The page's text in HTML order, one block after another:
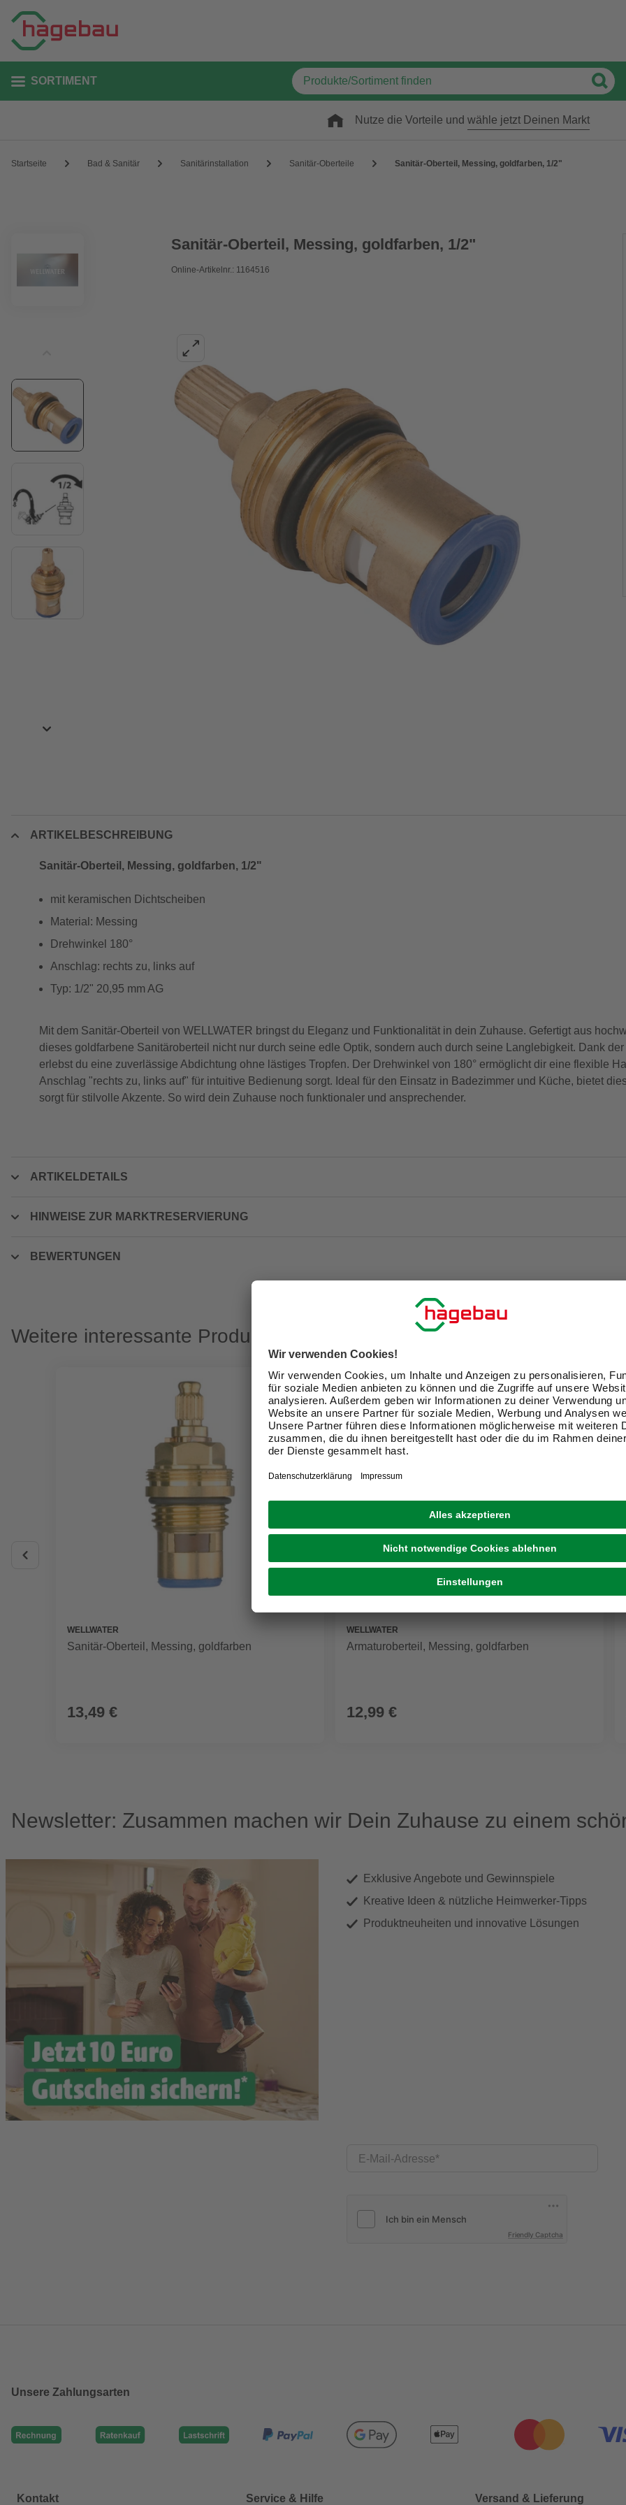
SORTIMENT
Nutze die Vorteile und wähle jetzt Deinen Markt
Startseite Bad & Sanitär Sanitärinstallation Sanitär-Oberteile Sanitär-Oberteil, Messing, goldfarben, 1/2"
Sanitär-Oberteil, Messing, goldfarben, 1/2"
Online-Artikelnr.: 1164516
ARTIKELBESCHREIBUNG
Sanitär-Oberteil, Messing, goldfarben, 1/2"
mit keramischen Dichtscheiben
Material: Messing
Drehwinkel 180°
Anschlag: rechts zu, links auf
Typ: 1/2" 20,95 mm AG
Mit dem Sanitär-Oberteil von WELLWATER bringst du Eleganz und Funktionalität in dein Zuhause. Gefertigt aus
dieses goldfarbene Sanitäroberteil nicht nur durch seine edle Optik, sondern auch durch seine Langlebigkeit. Dank
erlebst du eine zuverlässige Abdichtung ohne lästiges Tropfen. Der Drehwinkel von 180° ermöglicht dir eine flexible
Anschlag "rechts zu, links auf" für intuitive Bedienung sorgt. Ideal für den Einsatz in Badezimmer und Küche, bietet
sorgt für stilvolle Akzente. So wird dein Zuhause noch funktionaler und ansprechender.
ARTIKELDETAILS
HINWEISE ZUR MARKTRESERVIERUNG
BEWERTUNGEN
Weitere interessante Produkte
WELLWATER
Sanitär-Oberteil, Messing, goldfarben
13,49 €
WELLWATER
Armaturoberteil, Messing, goldfarben
12,99 €
Newsletter: Zusammen machen wir Dein Zuhause zu einem
Exklusive Angebote und Gewinnspiele
Kreative Ideen & nützliche Heimwerker-Tipps
Produktneuheiten und innovative Lösungen
E-Mail-Adresse
Friendly Captcha
Unsere Zahlungsarten
Kontakt Service & Hilfe Versand & Lieferung